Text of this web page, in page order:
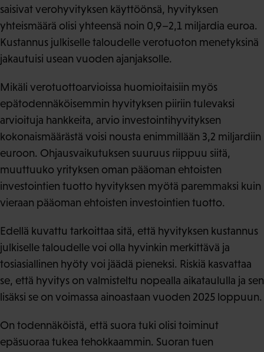
saisivat verohyvityksen käyttöönsä, hyvityksen
yhteismäärä olisi yhteensä noin 0,9–2,1 miljardia euroa.
Kustannus julkiselle taloudelle verotuoton menetyksinä
jakautuisi usean vuoden ajanjaksolle.
Mikäli verotuottoarvioissa huomioitaisiin myös
epätodennäköisemmin hyvityksen piiriin tulevaksi
arvioituja hankkeita, arvio investointihyvityksen
kokonaismäärästä voisi nousta enimmillään 3,2 miljardiin
euroon. Ohjausvaikutuksen suuruus riippuu siitä,
muuttuuko yrityksen oman pääoman ehtoisten
investointien tuotto hyvityksen myötä paremmaksi kuin
vieraan pääoman ehtoisten investointien tuotto.
Edellä kuvattu tarkoittaa sitä, että hyvityksen kustannus
julkiselle taloudelle voi olla hyvinkin merkittävä ja
tosiasiallinen hyöty voi jäädä pieneksi. Riskiä kasvattaa
se, että hyvitys on valmisteltu nopealla aikataululla ja sen
lisäksi se on voimassa ainoastaan vuoden 2025 loppuun.
On todennäköistä, että suora tuki olisi toiminut
epäsuoraa tukea tehokkaammin. Suoran tuen